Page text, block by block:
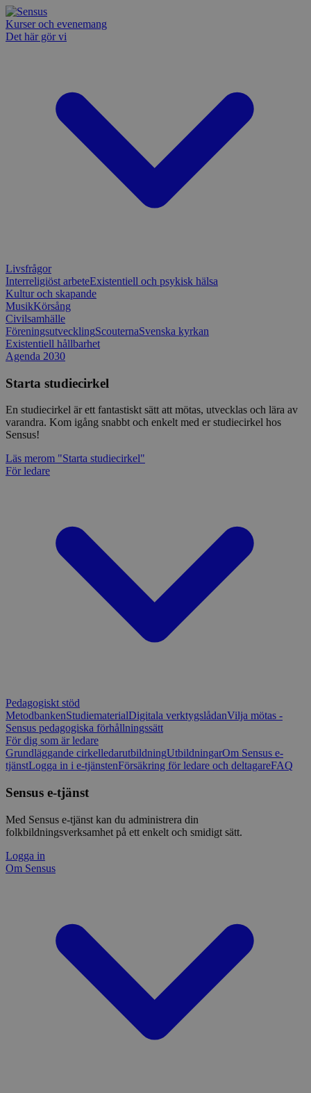
Kurser och evenemang
Det här gör vi
Livsfrågor
Interreligiöst arbeteExistentiell och psykisk hälsa
Kultur och skapande
MusikKörsång
Civilsamhälle
FöreningsutvecklingScouternaSvenska kyrkan
Existentiell hållbarhet
Agenda 2030
Starta studiecirkel
En studiecirkel är ett fantastiskt sätt att mötas, utvecklas och lära av
varandra. Kom igång snabbt och enkelt med er studiecirkel hos
Sensus!
Läs merom "Starta studiecirkel"
För ledare
Pedagogiskt stöd
MetodbankenStudiematerialDigitala verktygslådanVilja mötas -
Sensus pedagogiska förhållningssätt
För dig som är ledare
Grundläggande cirkelledarutbildningUtbildningarOm Sensus e-
tjänstLogga in i e-tjänstenFörsäkring för ledare och deltagareFAQ
Sensus e-tjänst
Med Sensus e-tjänst kan du administrera din
folkbildningsverksamhet på ett enkelt och smidigt sätt.
Logga in
Om Sensus